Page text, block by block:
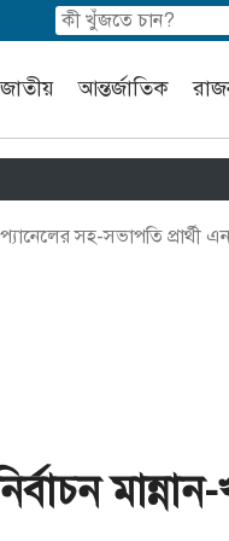
জাতীয় আন্তর্জাতিক
সহ-সভাপতি প্রার্থী